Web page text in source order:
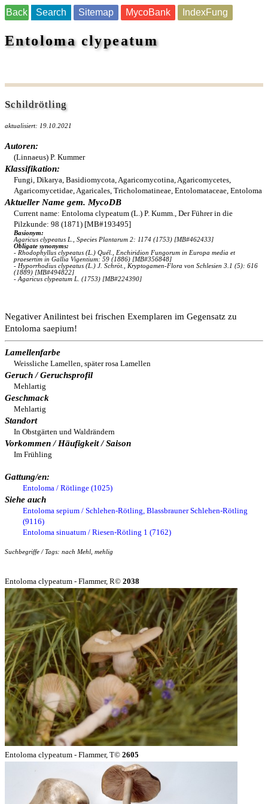
Back Search Sitemap MycoBank IndexFung
Entoloma clypeatum
Schildrötling
aktualisiert: 19.10.2021
Autoren:
(Linnaeus) P. Kummer
Klassifikation:
Fungi, Dikarya, Basidiomycota, Agaricomycotina, Agaricomycetes,
Agaricomycetidae, Agaricales, Tricholomatineae, Entolomataceae, Entoloma
Aktueller Name gem. MycoDB
Current name: Entoloma clypeatum (L.) P. Kumm., Der Führer in die
Pilzkunde: 98 (1871) [MB#193495]
Basionym:
Agaricus clypeatus L., Species Plantarum 2: 1174 (1753) [MB#462433]
Obligate synonyms:
- Rhodophyllus clypeatus (L.) Quél., Enchiridion Fungorum in Europa media et
praesertim in Gallia Vigentium: 59 (1886) [MB#356848]
- Hyporrhodius clypeatus (L.) J. Schröt., Kryptogamen-Flora von Schlesien 3.1 (5): 616
(1889) [MB#494822]
- Agaricus clypeatum L. (1753) [MB#224390]
Negativer Anilintest bei frischen Exemplaren im Gegensatz zu
Entoloma saepium!
Lamellenfarbe
Weissliche Lamellen, später rosa Lamellen
Geruch / Geruchsprofil
Mehlartig
Geschmack
Mehlartig
Standort
In Obstgärten und Waldrändern
Vorkommen / Häufigkeit / Saison
Im Frühling
Gattung/en:
Entoloma / Rötlinge (1025)
Siehe auch
Entoloma sepium / Schlehen-Rötling, Blassbrauner Schlehen-Rötling
(9116)
Entoloma sinuatum / Riesen-Rötling 1 (7162)
Suchbegriffe / Tags: nach Mehl, mehlig
Entoloma clypeatum - Flammer, R© 2038
Entoloma clypeatum - Flammer, T© 2605